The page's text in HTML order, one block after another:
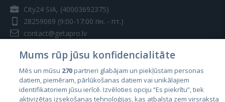
City24 SIA, (40003692375)
28259069 (9:00-17:00 пн. - пт.)
contact@getapro.lv
Страны
Mums rūp jūsu konfidencialitāte
Mēs un mūsu 270partneri glabājam un piekļūstam personas
datiem, piemēram, pārlūkošanas datiem vai unikālajiem
identifikatoriem jūsu ierīcē. Izvēloties opciju “Es piekrītu”, tiek
aktivizētas izsekošanas tehnoloģijas, kas atbalsta zem virsraksta